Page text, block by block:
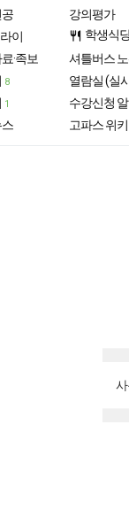
이
·족보
8
1
강의평가
restaurant 학생식
셔틀버스
열람실 (실
수강신청
고파스 위키